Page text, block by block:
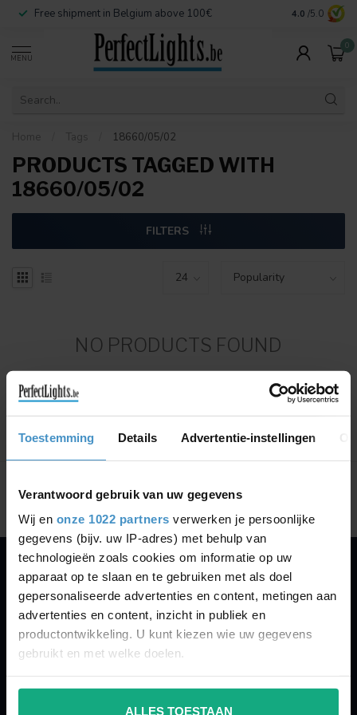
Toestemming Details Advertentie-instellingen
Verantwoord gebruik van uw gegevens
Wij en onze 1022 partners verwerken je persoonlijke
gegevens (bijv. uw IP-adres) met behulp van
technologieën zoals cookies om informatie op uw
apparaat op te slaan en te gebruiken met als doel
gepersonaliseerde advertenties en content, metingen aan
advertenties en content, inzicht in publiek en
productontwikkeling. U kunt kiezen wie uw gegevens
gebruikt en met welke doelen.
Als u het toestaat, willen we ook graag:
ALLES TOESTAAN
Free shipment in Belgium above 100€ Secure
4.0 /5.0
MENU
0
Home Tags 18660/05/02
PRODUCTS TAGGED WITH
18660/05/02
FILTERS
NO PRODUCTS FOUND
Showing1-0of 0
PERFECTLIGHTS
Gegevens:
Kruisbeeldsraat 72
9220 Hamme